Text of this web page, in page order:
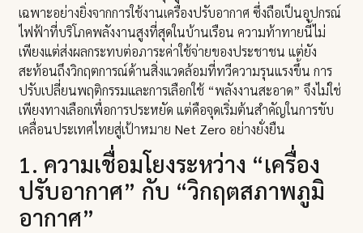
เฉพาะอย่างยิ่งจากการใช้งานเครื่องปรับอากาศ ซึ่งถือเป็นอุปกรณ์
ไฟฟ้าที่บริโภคพลังงานสูงที่สุดในบ้านเรือน ความท้าทายนี้ไม่
เพียงแต่ส่งผลกระทบต่อภาระค่าใช้จ่ายของประชาชน แต่ยัง
สะท้อนถึงวิกฤตการณ์ด้านสิ่งแวดล้อมที่ทวีความรุนแรงขึ้น การ
ปรับเปลี่ยนพฤติกรรมและการเลือกใช้ “พลังงานสะอาด” จึงไม่ใช่
เพียงทางเลือกเพื่อการประหยัด แต่คือจุดเริ่มต้นสำคัญในการขับ
เคลื่อนประเทศไทยสู่เป้าหมาย Net Zero อย่างยั่งยืน
1. ความเชื่อมโยงระหว่าง “เครื่อง
ปรับอากาศ” กับ “วิกฤตสภาพภูมิ
อากาศ”